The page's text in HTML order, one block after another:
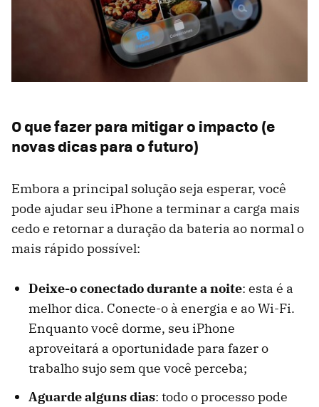
O que fazer para mitigar o impacto (e
novas dicas para o futuro)
Embora a principal solução seja esperar, você
pode ajudar seu iPhone a terminar a carga mais
cedo e retornar a duração da bateria ao normal o
mais rápido possível:
Deixe-o conectado durante a noite: esta é a
melhor dica. Conecte-o à energia e ao Wi-Fi.
Enquanto você dorme, seu iPhone
aproveitará a oportunidade para fazer o
trabalho sujo sem que você perceba;
Aguarde alguns dias: todo o processo pode